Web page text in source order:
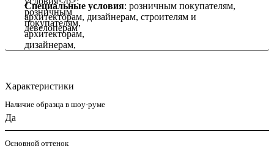
Специальные условия: розничным покупателям,
архитекторам, дизайнерам, строителям и
девелоперам
Характеристики
Наличие образца в шоу-руме
Да
Основной оттенок